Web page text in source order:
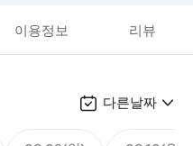
이용정보 리뷰
다른날짜